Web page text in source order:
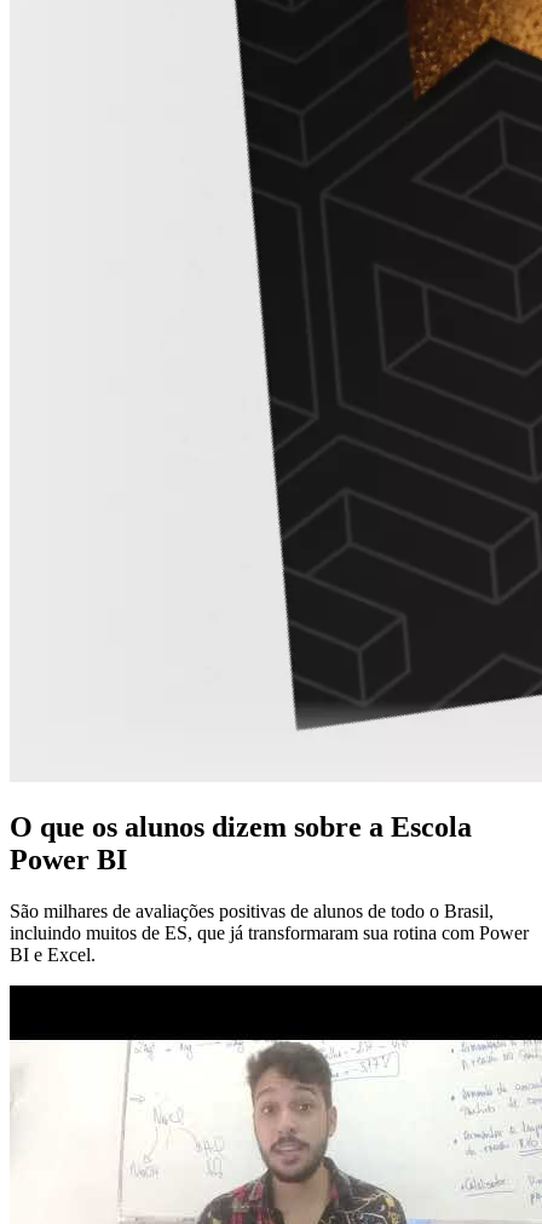
O que os alunos dizem sobre a Escola
Power BI
São milhares de avaliações positivas de alunos de todo o Brasil,
incluindo muitos de ES, que já transformaram sua rotina com Power
BI e Excel.